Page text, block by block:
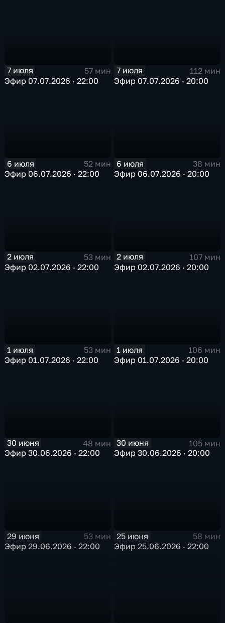
7 июля
57 мин
Эфир 07.07.2026 · 22:00
7 июля
112 мин
Эфир 07.07.2026 · 20:00
6 июля
52 мин
Эфир 06.07.2026 · 22:00
6 июля
38 мин
Эфир 06.07.2026 · 20:00
2 июля
53 мин
Эфир 02.07.2026 · 22:00
2 июля
107 мин
Эфир 02.07.2026 · 20:00
1 июля
53 мин
Эфир 01.07.2026 · 22:00
1 июля
106 мин
Эфир 01.07.2026 · 20:00
30 июня
48 мин
Эфир 30.06.2026 · 22:00
30 июня
105 мин
Эфир 30.06.2026 · 20:00
29 июня
53 мин
Эфир 29.06.2026 · 22:00
25 июня
58 мин
Эфир 25.06.2026 · 22:00